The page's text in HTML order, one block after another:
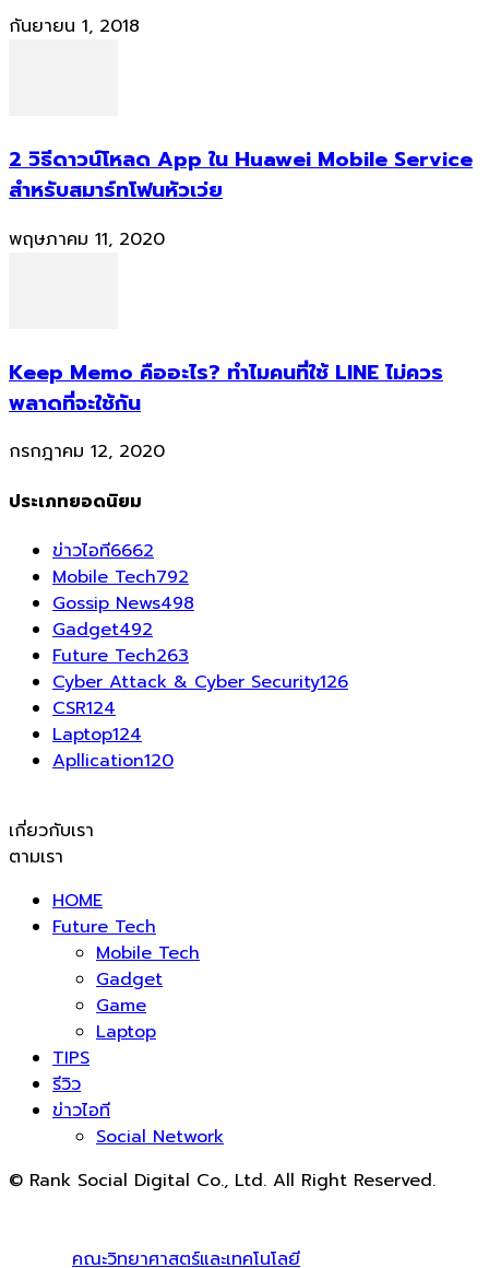
กันยายน 1, 2018
2 วิธีดาวน์โหลด App ใน Huawei Mobile Service
สำหรับสมาร์ทโฟนหัวเว่ย
พฤษภาคม 11, 2020
Keep Memo คืออะไร? ทำไมคนที่ใช้ LINE ไม่ควร
พลาดที่จะใช้กัน
กรกฎาคม 12, 2020
ประเภทยอดนิยม
ข่าวไอที6662
Mobile Tech792
Gossip News498
Gadget492
Future Tech263
Cyber Attack & Cyber Security126
CSR124
Laptop124
Apllication120
เกี่ยวกับเรา
ตามเรา
HOME
Future Tech
Mobile Tech
Gadget
Game
Laptop
TIPS
รีวิว
ข่าวไอที
Social Network
© Rank Social Digital Co., Ltd. All Right Reserved.
คณะวิทยาศาสตร์และเทคโนโลยี